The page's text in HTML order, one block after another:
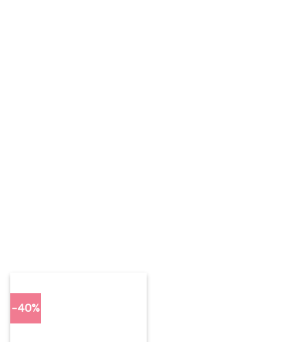
-40%